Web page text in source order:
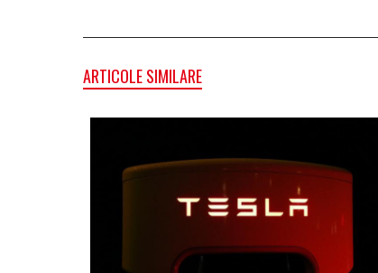
ARTICOLE SIMILARE